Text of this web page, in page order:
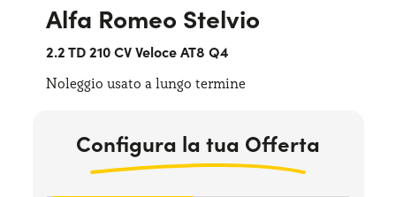
SCEGLI UN PAESE
Alfa Romeo Stelvio
2.2 TD 210 CV Veloce AT8 Q4
Noleggio usato a lungo termine
Configura la tua Offerta